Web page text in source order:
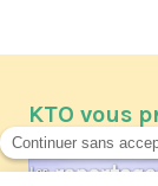
KTO vous